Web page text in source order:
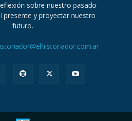
sobre nuestro pasado
presente y proyectar nuestro
futuro.